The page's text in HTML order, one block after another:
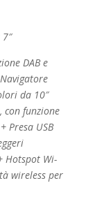
DAB e
da 10″
con funzione
Presa USB
HotspotWi-
wireless per